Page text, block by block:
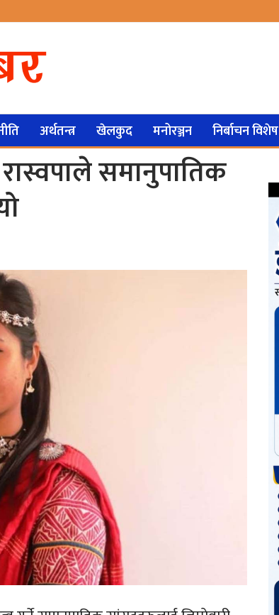
अर्थतन्त्र खेलकुद मनोरञ्जन निर्बाचन विशेष
रास्वपाले समानुपातिक